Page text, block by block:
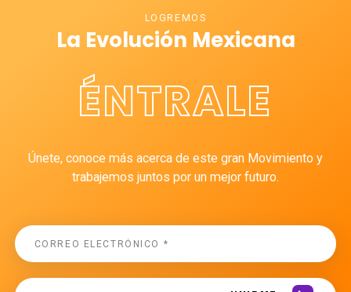
LOGREMOS
La Evolución Mexicana
ÉNTRALE
Únete, conoce más acerca de este gran Movimiento y
trabajemos juntos por un mejor futuro.